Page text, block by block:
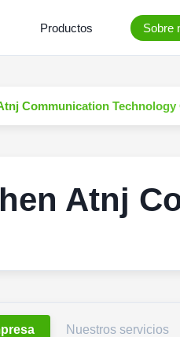
Productos Sobre
Communication Technology
Atnj
Nuestros servicios